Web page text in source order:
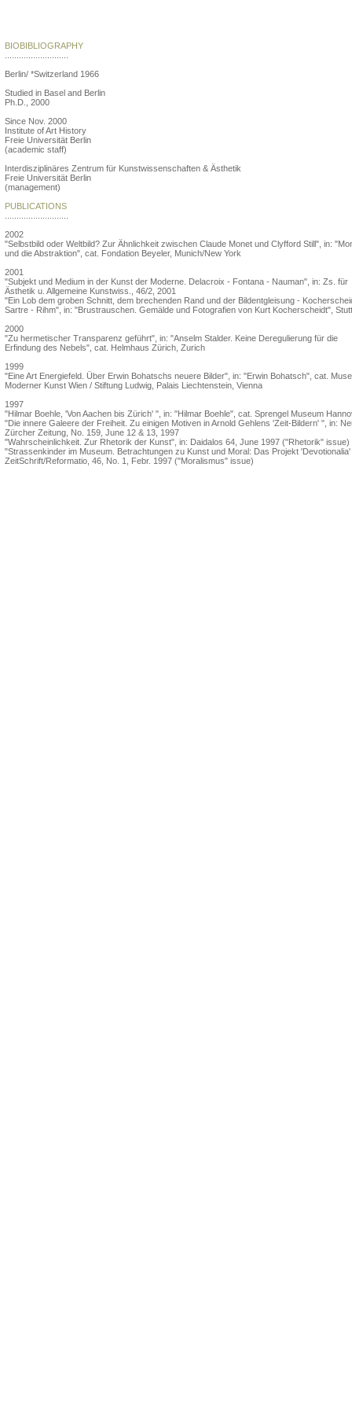
BIOBIBLIOGRAPHY
Berlin/ *Switzerland 1966
Studied in Basel and Berlin
Ph.D., 2000
Since Nov. 2000
Institute of Art History
Freie Universität Berlin
(academic staff)
Interdisziplinäres Zentrum für Kunstwissenschaften & Ästhetik
Freie Universität Berlin
(management)
PUBLICATIONS
2002
"Selbstbild oder Weltbild? Zur Ähnlichkeit zwischen Claude Monet und Clyfford Still", in:
und die Abstraktion", cat. Fondation Beyeler, Munich/New York
2001
"Subjekt und Medium in der Kunst der Moderne. Delacroix - Fontana - Nauman", in: Zs. für
Ästhetik u. Allgemeine Kunstwiss., 46/2, 2001
"Ein Lob dem groben Schnitt, dem brechenden Rand und der Bildentgleisung -
Sartre - Rihm", in: "Brustrauschen. Gemälde und Fotografien von Kurt Kocherscheidt",
2000
"Zu hermetischer Transparenz geführt", in: "Anselm Stalder. Keine Deregulierung für die
Erfindung des Nebels", cat. Helmhaus Zürich, Zurich
1999
"Eine Art Energiefeld. Über Erwin Bohatschs neuere Bilder", in: "Erwin Bohatsch", cat.
Moderner Kunst Wien / Stiftung Ludwig, Palais Liechtenstein, Vienna
1997
"Hilmar Boehle, 'Von Aachen bis Zürich' ", in: "Hilmar Boehle", cat. Sprengel Museum
"Die innere Galeere der Freiheit. Zu einigen Motiven in Arnold Gehlens 'Zeit-Bildern' ", in:
Zürcher Zeitung, No. 159, June 12 & 13, 1997
"Wahrscheinlichkeit. Zur Rhetorik der Kunst", in: Daidalos 64, June 1997 ("Rhetorik" issue)
"Strassenkinder im Museum. Betrachtungen zu Kunst und Moral: Das Projekt 'Devotionalia'
ZeitSchrift/Reformatio, 46, No. 1, Febr. 1997 ("Moralismus" issue)